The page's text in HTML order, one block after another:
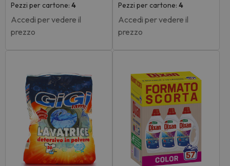
Pezzi per cartone: 4
Accedi per vedere il
prezzo
Pezzi per cartone: 4
Accedi per vedere il
prezzo